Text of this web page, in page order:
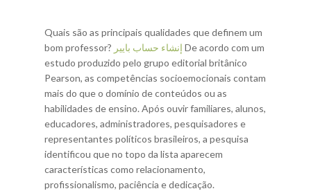
Quais são as principais qualidades que definem um
bom professor? إنشاء حساب بايير De acordo com um
estudo produzido pelo grupo editorial britânico
Pearson, as competências socioemocionais contam
mais do que o domínio de conteúdos ou as
habilidades de ensino. Após ouvir familiares, alunos,
educadores, administradores, pesquisadores e
representantes políticos brasileiros, a pesquisa
identificou que no topo da lista aparecem
características como relacionamento,
profissionalismo, paciência e dedicação.